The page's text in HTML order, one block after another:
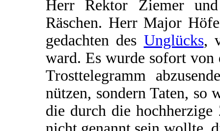
Herr Rektor Ziemer
Räschen. Herr Major
gedachten des Unglücks,
ward. Es wurde sofort von
Trosttelegramm
nützen, sondern Taten, so
die durch die